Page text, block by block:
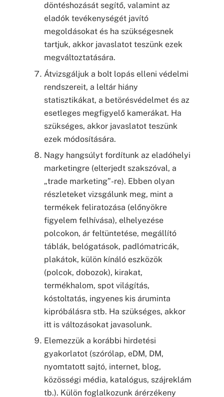
döntéshozását segítő, valamint az
eladók tevékenységét javító
megoldásokat és ha szükségesnek
tartjuk, akkor javaslatot teszünk ezek
megváltoztatására.
Átvizsgáljuk a bolt lopás elleni védelmi
rendszereit, a leltár hiány
statisztikákat, a betörésvédelmet és az
esetleges megfigyelő kamerákat. Ha
szükséges, akkor javaslatot teszünk
ezek módosítására.
Nagy hangsúlyt fordítunk az eladóhelyi
marketingre (elterjedt szakszóval, a
„trade marketing”-re). Ebben olyan
részleteket vizsgálunk meg, mint a
termékek feliratozása (előnyökre
figyelem felhívása), elhelyezése
polcokon, ár feltüntetése, megállító
táblák, belógatások, padlómatricák,
plakátok, külön kínáló eszközök
(polcok, dobozok), kirakat,
termékhalom, spot világítás,
kóstoltatás, ingyenes kis áruminta
kipróbálásra stb. Ha szükséges, akkor
itt is változásokat javasolunk.
Elemezzük a korábbi hirdetési
gyakorlatot (szórólap, eDM, DM,
nyomtatott sajtó, internet, blog,
közösségi média, katalógus, szájreklám
tb.). Külön foglalkozunk árérzékeny